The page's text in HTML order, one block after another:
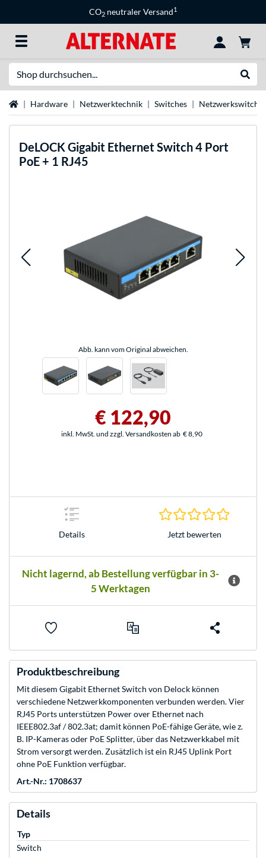
CO2 neutraler Versand1
StartseiteHardware Netzwerktechnik Switches Netzwerkswitches
DeLOCKGigabit Ethernet Switch 4 Port
PoE + 1 RJ45
Abb. kann vom Original abweichen.
€ 122,90
inkl. MwSt. und zzgl. Versandkosten ab € 8,90
Details Jetzt bewerten
Nicht lagernd, ab Bestellung verfügbar in 3-
5 Werktagen
Produktbeschreibung
Mit diesem Gigabit Ethernet Switch von Delock können
verschiedene Netzwerkkomponenten verbunden werden. Vier
RJ45 Ports unterstützen Power over Ethernet nach
IEEE802.3af / 802.3at; damit können PoE-fähige Geräte, wie z.
B. IP-Kameras oder PoE Splitter, über das Netzwerkkabel mit
Strom versorgt werden. Zusätzlich ist ein RJ45 Uplink Port
ohne PoE Funktion verfügbar.
Art.-Nr.: 1708637
Details
Typ
Switch